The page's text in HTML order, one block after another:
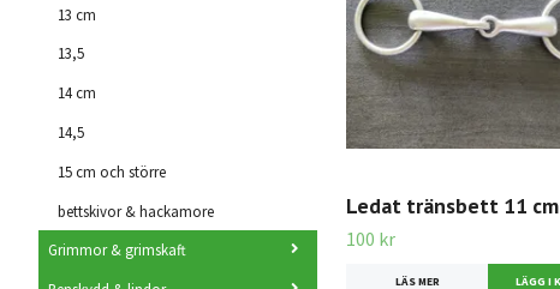
13 cm
13,5
14 cm
14,5
15 cm och större
bettskivor & hackamore
Grimmor & grimskaft
Ledat tränsbett 11 cm
100 kr
LÄS MER